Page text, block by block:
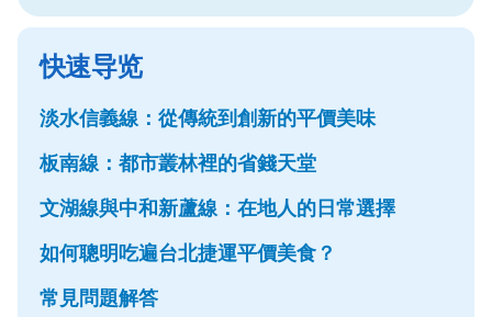
快速导览
淡水信義線：從傳統到創新的平價美味
板南線：都市叢林裡的省錢天堂
文湖線與中和新蘆線：在地人的日常選擇
如何聰明吃遍台北捷運平價美食？
常見問題解答